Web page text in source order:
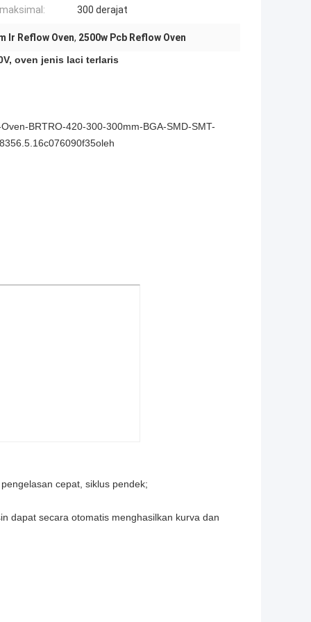
300 derajat
Ir Reflow Oven, 2500w Pcb Reflow Oven
oven jenis laci terlaris
BRTRO-420-300-300mm-BGA-SMD-SMT-
cepat, siklus pendek;
dapat secara otomatis menghasilkan kurva dan